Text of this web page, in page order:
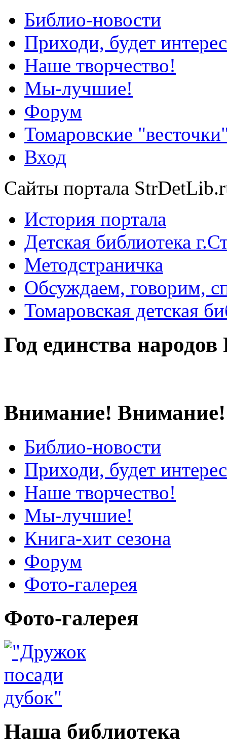
Библио-новости
Приходи, будет
Наше творчество!
Мы-лучшие!
Форум
Томаровские
Вход
Сайты портала
История портала
Детская библиотека
Методстраничка
Обсуждаем, говорим,
Томаровская детская
Год единства народов
Внимание! Внимание!
Библио-новости
Приходи, будет
Наше творчество!
Мы-лучшие!
Книга-хит сезона
Форум
Фото-галерея
Фото-галерея
Наша библиотека